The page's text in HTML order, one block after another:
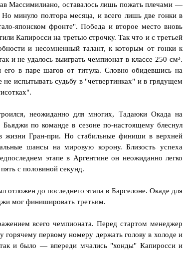
Массимилиано, оставалось лишь пожать плечами —
минуло полтора месяца, и всего лишь две гонки в
японском фронте". Победа и второе место вновь
Капиросси на третью строчку. Так что и с третьей
и несомненный талант, к которым от гонки к
и не удалось выиграть чемпионат в классе 250 см³.
в паре шагов от титула. Словно обидевшись на
испытывать судьбу в "четвертинках" и в грядущем
неожиданно для многих, Тадаюки Окада на
по команде в сезоне по-настоящему блеснул
жизни Гран-при. Но стабильные финиши в верхней
шансы на мировую корону. Близость успеха
этапе в Аргентине он неожиданно легко
с половиной секунд.
до последнего этапа в Барселоне. Окаде для
мог финишировать третьим.
всего чемпионата. Перед стартом менеджер
горячему первому номеру держать голову в холоде и
и было — впереди мчались "хонды" Капиросси и